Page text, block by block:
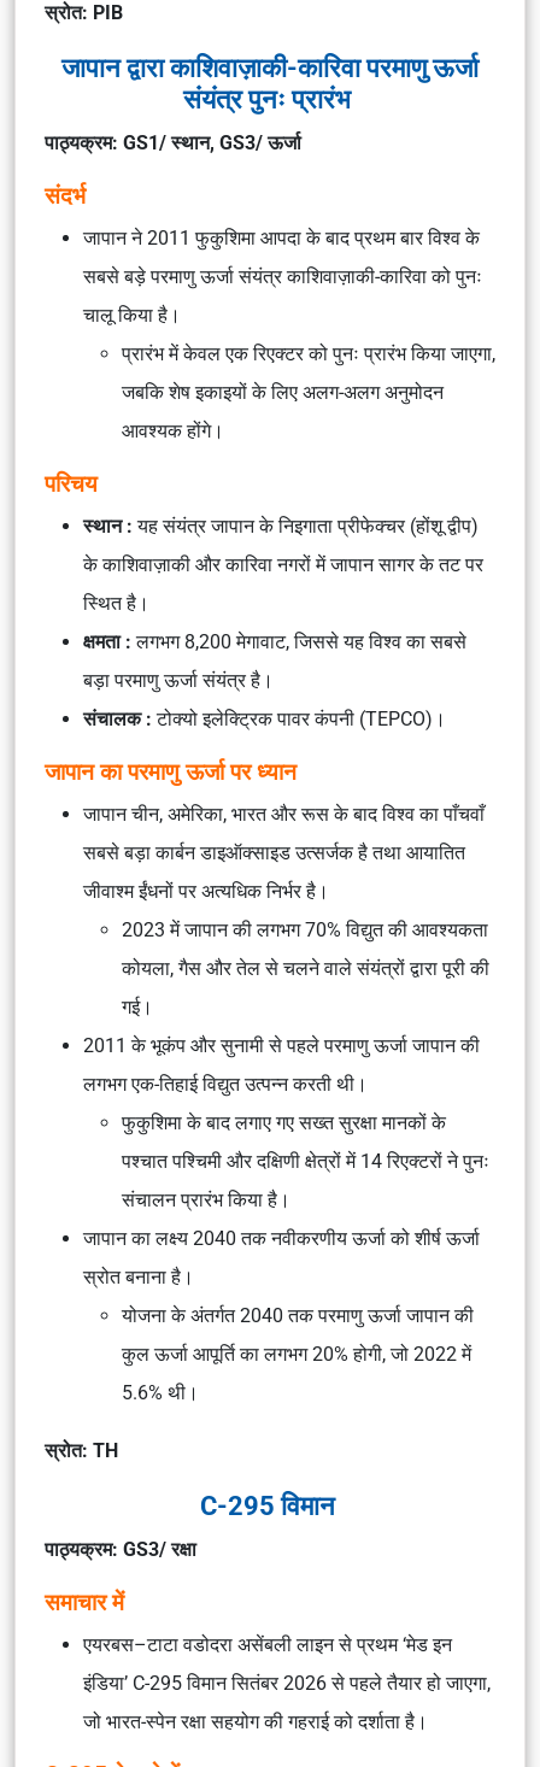
स्रोत: PIB
जापान द्वारा काशिवाज़ाकी-कारिवा परमाणु ऊर्जा
संयंत्र पुनः प्रारंभ
पाठ्यक्रम: GS1/ स्थान, GS3/ ऊर्जा
संदर्भ
जापान ने 2011 फुकुशिमा आपदा के बाद प्रथम बार विश्व के
सबसे बड़े परमाणु ऊर्जा संयंत्रकाशिवाज़ाकी-कारिवाको पुनः
चालू किया है।
प्रारंभ में केवल एक रिएक्टर को पुनः प्रारंभ किया जाएगा,
जबकि शेष इकाइयों के लिए अलग-अलग अनुमोदन
आवश्यक होंगे।
परिचय
स्थान : यह संयंत्र जापान के निइगाता प्रीफेक्चर (होंशू द्वीप)
के काशिवाज़ाकी और कारिवा नगरों में जापान सागर के तट पर
स्थित है।
क्षमता : लगभग 8,200 मेगावाट, जिससे यह विश्व का सबसे
बड़ा परमाणु ऊर्जा संयंत्र है।
संचालक : टोक्यो इलेक्ट्रिक पावर कंपनी (TEPCO)।
जापान का परमाणु ऊर्जा पर ध्यान
जापान चीन, अमेरिका, भारत और रूस के बाद विश्व का पाँचवाँ
सबसे बड़ा कार्बन डाइऑक्साइड उत्सर्जक है तथा आयातित
जीवाश्म ईंधनों पर अत्यधिक निर्भर है।
2023 में जापान की लगभग 70% विद्युत की आवश्यकता
कोयला, गैस और तेल से चलने वाले संयंत्रों द्वारा पूरी की
गई।
2011 के भूकंप और सुनामी से पहले परमाणु ऊर्जा जापान की
लगभग एक-तिहाई विद्युत उत्पन्न करती थी।
फुकुशिमा के बाद लगाए गए सख्त सुरक्षा मानकों के
पश्चात पश्चिमी और दक्षिणी क्षेत्रों में 14 रिएक्टरों ने पुनः
संचालन प्रारंभ किया है।
जापान का लक्ष्य 2040 तक नवीकरणीय ऊर्जा को शीर्ष ऊर्जा
स्रोत बनाना है।
योजना के अंतर्गत 2040 तक परमाणु ऊर्जा जापान की
कुल ऊर्जा आपूर्ति का लगभग 20% होगी, जो 2022 में
5.6% थी।
स्रोत: TH
C-295 विमान
पाठ्यक्रम: GS3/ रक्षा
समाचार में
एयरबस–टाटा वडोदरा असेंबली लाइन से प्रथम ‘मेड इन
इंडिया’ C-295 विमान सितंबर 2026 से पहले तैयार हो जाएगा,
जो भारत-स्पेन रक्षा सहयोग की गहराई को दर्शाता है।